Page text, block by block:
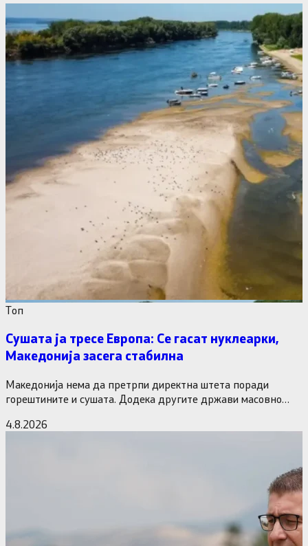
Tоп
Сушата ја тресе Европа: Се гасат нуклеарки,
Македонија засега стабилна
Македонија нема да претрпи директна штета поради
горештините и сушата. Додека другите држави масовно
4.8.2026